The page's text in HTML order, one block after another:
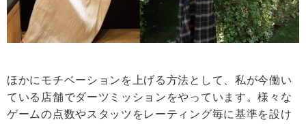
ほかにモチベーションを上げる方法として、私が今働い
ている店舗でダーツミッションをやっています。様々な
ゲームの点数やスタッツをレーティング毎に基準を設け